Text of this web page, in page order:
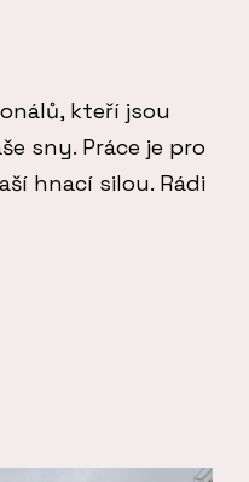
kteří jsou
sny. Práce je pro
hnací silou. Rádi